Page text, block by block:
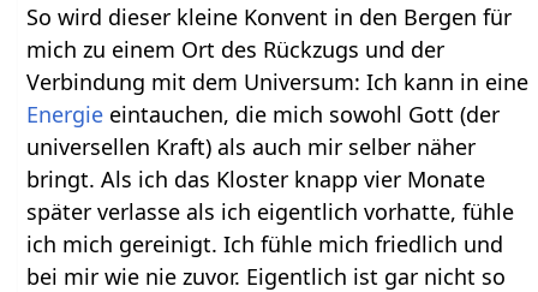
So wird dieser kleine Konvent in den Bergen für
mich zu einem Ort des Rückzugs und der
Verbindung mit dem Universum: Ich kann in eine
Energie eintauchen, die mich sowohl Gott (der
universellen Kraft) als auch mir selber näher
bringt. Als ich das Kloster knapp vier Monate
später verlasse als ich eigentlich vorhatte, fühle
ich mich gereinigt. Ich fühle mich friedlich und
bei mir wie nie zuvor. Eigentlich ist gar nicht so